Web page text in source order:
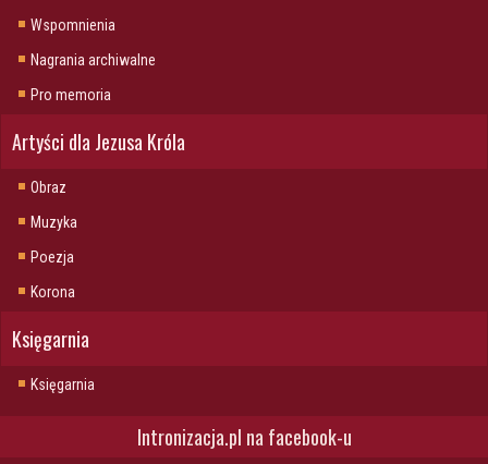
Wspomnienia
Nagrania archiwalne
Pro memoria
Artyści dla Jezusa Króla
Obraz
Muzyka
Poezja
Korona
Księgarnia
Księgarnia
Intronizacja.pl na facebook-u